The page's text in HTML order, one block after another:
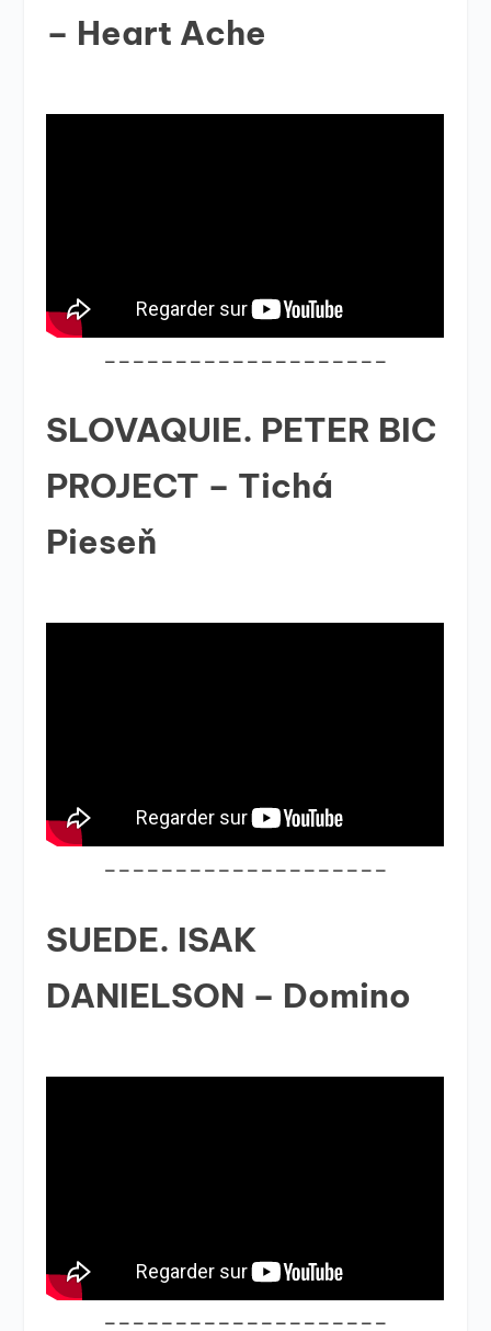
– Heart Ache
____________________
SLOVAQUIE. PETER BIC
PROJECT – Tichá
Pieseň
____________________
SUEDE. ISAK
DANIELSON – Domino
____________________